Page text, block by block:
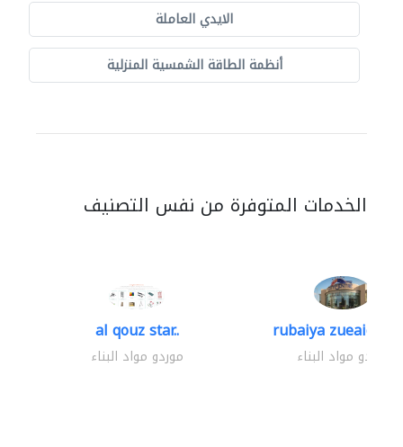
الايدي العاملة
أنظمة الطاقة الشمسية المنزلية
الخدمات المتوفرة من نفس التصنيف
al qouz star..
موردو مواد البناء
rubaiya zueaid
موردو مواد البناء